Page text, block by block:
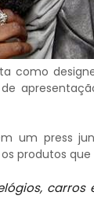
como
um press
produtos que
carros